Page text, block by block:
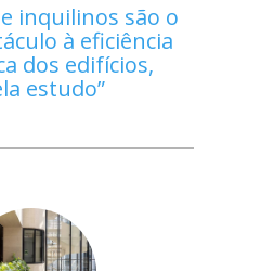
inquilinos são o
à eficiência
dos edifícios,
estudo